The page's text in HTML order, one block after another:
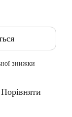
знижки
Порівняти